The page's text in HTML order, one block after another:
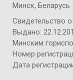
Минск, Беларусь
Свидетельство о
Выдано:
Минским
Номер
Дата